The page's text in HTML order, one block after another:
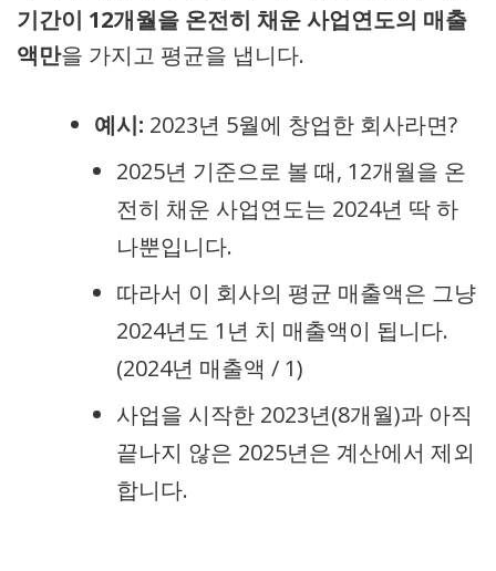
기간이 12개월을 온전히 채운 사업연도의 매출
액만을 가지고 평균을 냅니다.
예시: 2023년 5월에 창업한 회사라면?
2025년 기준으로 볼 때, 12개월을 온
전히 채운 사업연도는 2024년 딱 하
나뿐입니다.
따라서 이 회사의 평균 매출액은 그냥
2024년도 1년 치 매출액이 됩니다.
(2024년 매출액 / 1)
사업을 시작한 2023년(8개월)과 아직
끝나지 않은 2025년은 계산에서 제외
합니다.